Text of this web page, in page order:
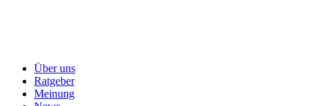
Über uns
Ratgeber
Meinung